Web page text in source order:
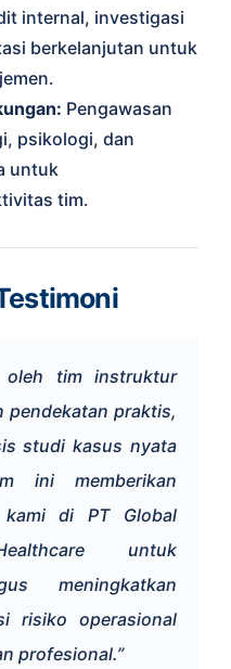
internal, investigasi
berkelanjutan untuk
Pengawasan
psikologi, dan
untuk
tim.
oleh tim instruktur
pendekatan praktis,
studi kasus nyata
ini memberikan
di PT Global
untuk
meningkatkan
risiko operasional
profesional.”